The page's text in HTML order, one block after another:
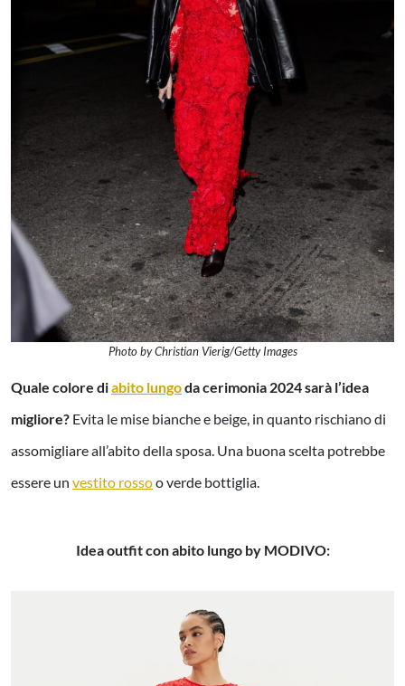
Photo by Christian Vierig/Getty Images
Quale colore diabito lungoda cerimonia 2024 sarà l’idea
migliore? Evita le mise bianche e beige, in quanto rischiano di
assomigliare all’abito della sposa. Una buona scelta potrebbe
essere un vestito rossoo verde bottiglia.
Idea outfit con abito lungo by MODIVO: